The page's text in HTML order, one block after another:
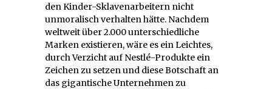
den Kinder-Sklavenarbeitern nicht
unmoralisch verhalten hätte. Nachdem
weltweit über 2.000 unterschiedliche
Marken existieren, wäre es ein Leichtes,
durch Verzicht auf Nestlé-Produkte ein
Zeichen zu setzen und diese Botschaft an
das gigantische Unternehmen zu